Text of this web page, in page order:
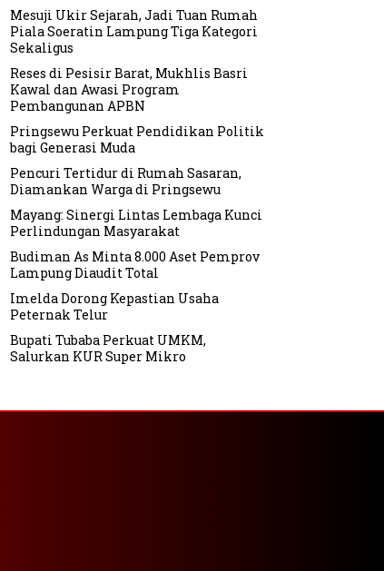
Mesuji Ukir Sejarah, Jadi Tuan Rumah
Piala Soeratin Lampung Tiga Kategori
Sekaligus
Reses di Pesisir Barat, Mukhlis Basri
Kawal dan Awasi Program
Pembangunan APBN
Pringsewu Perkuat Pendidikan Politik
bagi Generasi Muda
Pencuri Tertidur di Rumah Sasaran,
Diamankan Warga di Pringsewu
Mayang: Sinergi Lintas Lembaga Kunci
Perlindungan Masyarakat
Budiman As Minta 8.000 Aset Pemprov
Lampung Diaudit Total
Imelda Dorong Kepastian Usaha
Peternak Telur
Bupati Tubaba Perkuat UMKM,
Salurkan KUR Super Mikro